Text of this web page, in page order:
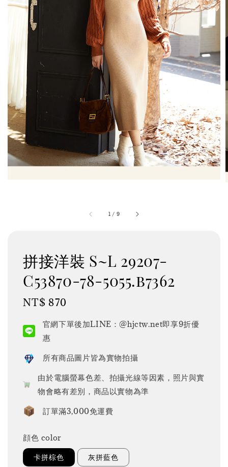
1 / 9
拼接洋裝 S~L 29207-
C53870-78-5055.b7362
Regular
NT$ 870
官網下單後加LINE：@hjctw.net即享9折優
惠
所有商品圖片皆為實物拍攝
由於電腦螢幕色差、拍攝光線等因素，照片與實
物會略有差別，商品以實物為準
訂單滿3,000免運費
顔色 color
卡拼棕色 灰拼藍色